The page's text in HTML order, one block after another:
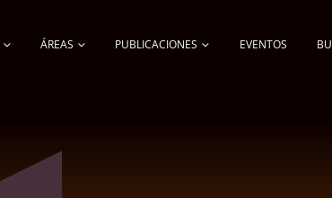
ÁREAS PUBLICACIONES EVENTOS